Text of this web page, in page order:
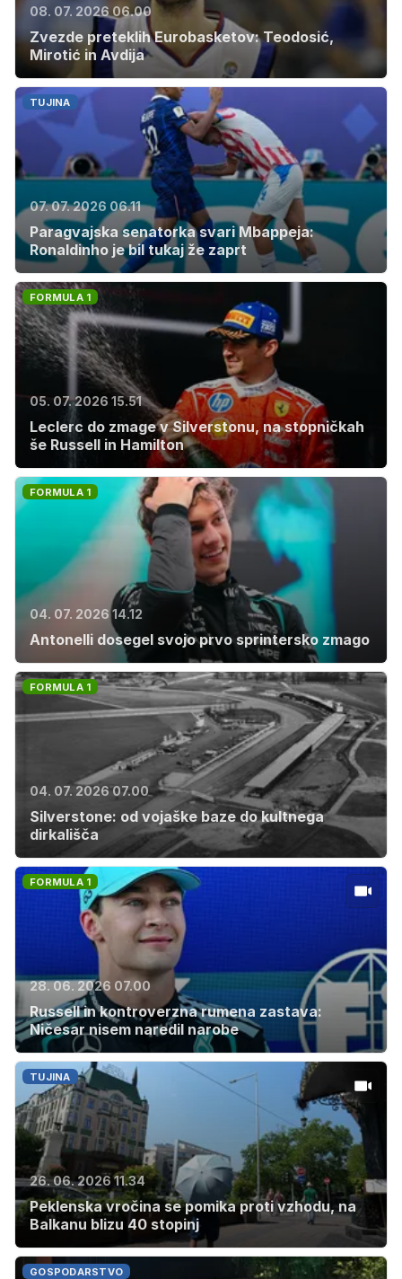
08. 07. 2026 06.00
Zvezde preteklih Eurobasketov: Teodosić,
Mirotić in Avdija
TUJINA
07. 07. 2026 06.11
Paragvajska senatorka svari Mbappeja:
Ronaldinho je bil tukaj že zaprt
FORMULA 1
05. 07. 2026 15.51
Leclerc do zmage v Silverstonu, na stopničkah
še Russell in Hamilton
FORMULA 1
04. 07. 2026 14.12
Antonelli dosegel svojo prvo sprintersko zmago
FORMULA 1
04. 07. 2026 07.00
Silverstone: od vojaške baze do kultnega
dirkališča
FORMULA 1
28. 06. 2026 07.00
Russell in kontroverzna rumena zastava:
Ničesar nisem naredil narobe
TUJINA
26. 06. 2026 11.34
Peklenska vročina se pomika proti vzhodu, na
Balkanu blizu 40 stopinj
GOSPODARSTVO